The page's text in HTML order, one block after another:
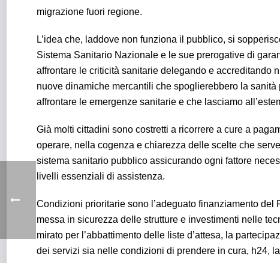
migrazione fuori regione.
L’idea che, laddove non funziona il pubblico, si
Sistema Sanitario Nazionale e le sue prerogative di
affrontare le criticità sanitarie delegando e accreditando
nuove dinamiche mercantili che spoglierebbero la
affrontare le emergenze sanitarie e che lasciamo
Già molti cittadini sono costretti a ricorrere a cure a
operare, nella cogenza e chiarezza delle scelte che
sistema sanitario pubblico assicurando ogni fattore
livelli essenziali di assistenza.
Condizioni prioritarie sono l’adeguato finanziamento
messa in sicurezza delle strutture e investimenti nelle
mirato per l’abbattimento delle liste d’attesa, la
dei servizi sia nelle condizioni di prendere in cura, h24,